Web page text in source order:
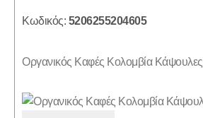
Κωδικός: 5206255204605
Οργανικός Καφές Κολομβία Κάψουλες